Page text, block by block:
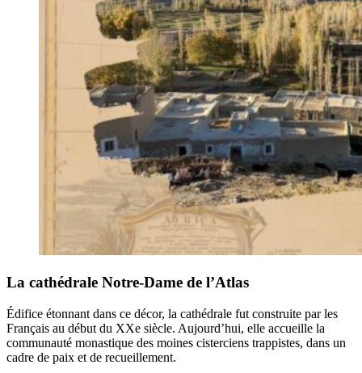
La cathédrale Notre-Dame de l’Atlas
Édifice étonnant dans ce décor, la cathédrale fut construite par les
Français au début du XXe siècle. Aujourd’hui, elle accueille la
communauté monastique des moines cisterciens trappistes, dans un
cadre de paix et de recueillement.